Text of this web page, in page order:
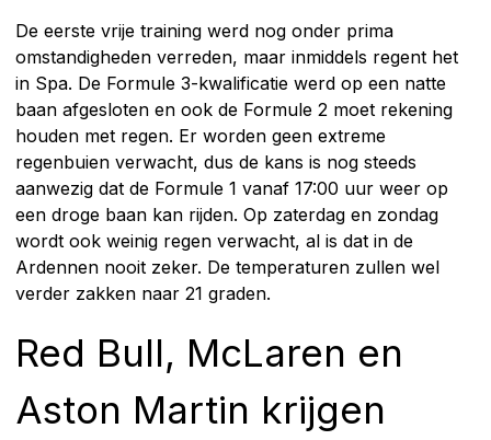
De eerste vrije training werd nog onder prima
omstandigheden verreden, maar inmiddels regent het
in Spa. De Formule 3-kwalificatie werd op een natte
baan afgesloten en ook de Formule 2 moet rekening
houden met regen. Er worden geen extreme
regenbuien verwacht, dus de kans is nog steeds
aanwezig dat de Formule 1 vanaf 17:00 uur weer op
een droge baan kan rijden. Op zaterdag en zondag
wordt ook weinig regen verwacht, al is dat in de
Ardennen nooit zeker. De temperaturen zullen wel
verder zakken naar 21 graden.
Red Bull, McLaren en
Aston Martin krijgen